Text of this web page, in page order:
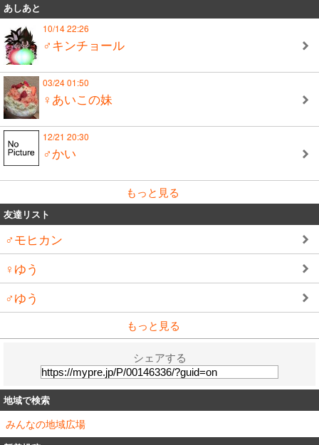
あしあと
10/14 22:26
♂キンチョール
03/24 01:50
♀あいこの妹
12/21 20:30
♂かい
もっと見る
友達リスト
♂モヒカン
♀ゆう
♂ゆう
もっと見る
シェアする
地域で検索
みんなの地域広場